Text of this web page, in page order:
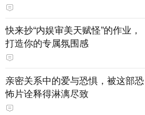
快来抄“内娱审美天赋怪”的作业，
打造你的专属氛围感
亲密关系中的爱与恐惧，被这部恐
怖片诠释得淋漓尽致